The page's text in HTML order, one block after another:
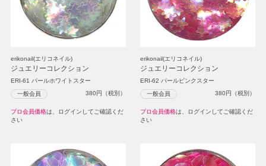
erikonail(エリコネイル)
ジュエリーコレクション
ERI-61 パールホワイトスター
一般会員 380円（税別）
プロ会員価格は、ログインしてご確認くだ
さい
erikonail(エリコネイル)
ジュエリーコレクション
ERI-62 パールピンクスター
一般会員 380円（税別）
プロ会員価格は、ログインしてご確認くだ
さい